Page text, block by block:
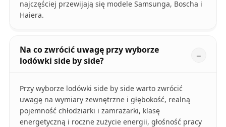
najczęściej przewijają się modele Samsunga, Boscha i
Haiera.
Na co zwrócić uwagę przy wyborze
lodówki side by side?
Przy wyborze lodówki side by side warto zwrócić
uwagę na wymiary zewnętrzne i głębokość, realną
pojemność chłodziarki i zamrażarki, klasę
energetyczną i roczne zużycie energii, głośność pracy